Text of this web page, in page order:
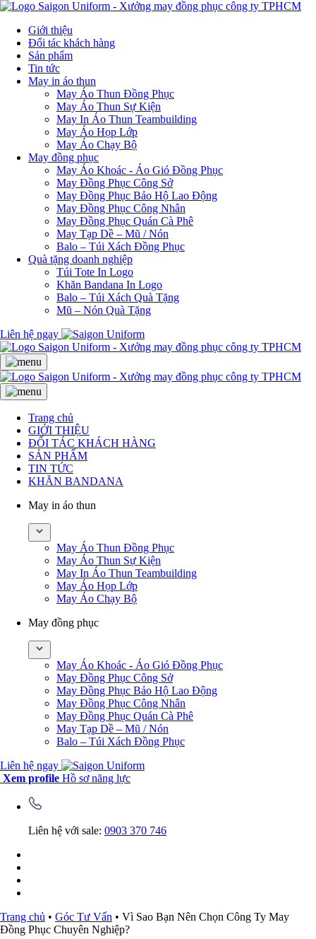
Giới thiệu
Đối tác khách hàng
Sản phẩm
Tin tức
May in áo thun
May Áo Thun Đồng Phục
May Áo Thun Sự Kiện
May In Áo Thun Teambuilding
May Áo Họp Lớp
May Áo Chạy Bộ
May đồng phục
May Áo Khoác - Áo Gió Đồng Phục
May Đồng Phục Công Sở
May Đồng Phục Bảo Hộ Lao Động
May Đồng Phục Công Nhân
May Đồng Phục Quán Cà Phê
May Tạp Dề – Mũ / Nón
Balo – Túi Xách Đồng Phục
Quà tặng doanh nghiệp
Túi Tote In Logo
Khăn Bandana In Logo
Balo – Túi Xách Quà Tặng
Mũ – Nón Quà Tặng
Liên hệ ngay
Trang chủ
GIỚI THIỆU
ĐỐI TÁC KHÁCH HÀNG
SẢN PHẨM
TIN TỨC
KHĂN BANDANA
May in áo thun
May Áo Thun Đồng Phục
May Áo Thun Sự Kiện
May In Áo Thun Teambuilding
May Áo Họp Lớp
May Áo Chạy Bộ
May đồng phục
May Áo Khoác - Áo Gió Đồng Phục
May Đồng Phục Công Sở
May Đồng Phục Bảo Hộ Lao Động
May Đồng Phục Công Nhân
May Đồng Phục Quán Cà Phê
May Tạp Dề – Mũ / Nón
Balo – Túi Xách Đồng Phục
Liên hệ ngay
Xem profile Hồ sơ năng lực
Liên hệ với sale: 0903 370 746
Trang chủ • Góc Tư Vấn • Vì Sao Bạn Nên Chọn Công Ty May
Đồng Phục Chuyên Nghiệp?